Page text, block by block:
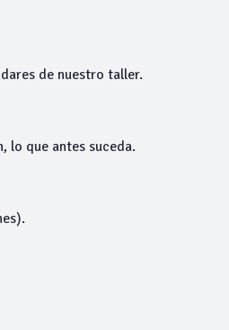
de nuestro taller.
lo que antes suceda.